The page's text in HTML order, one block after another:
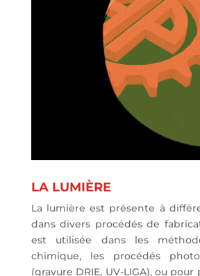
LA LUMIÈRE
La lumière est présente à
dans divers procédés de
est utilisée dans les
chimique, les procédés
(gravure DRIE, UV-LIGA), ou